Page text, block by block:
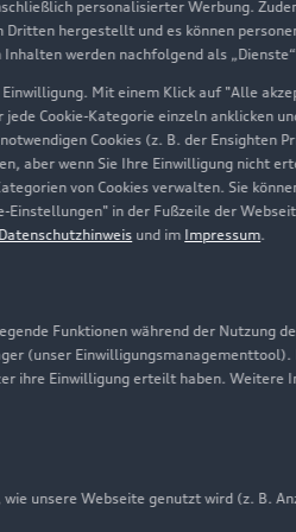
personalisierter Werbung.
Dritten hergestellt und es können
werden nachfolgend als
Mit einem Klick auf "Alle
Cookie-Kategorie einzeln anklicken
Cookies (z. B. der
aber wenn Sie Ihre Einwilligung nicht
von Cookies verwalten. Sie
in der Fußzeile der
Datenschutzhinweis und im Impressum.
Funktionen während der Nutzung
(unser
ihre Einwilligung erteilt haben.
unsere Webseite genutzt wird (z. B.
Über Audi
Unternehmen
Karriere
Investor Relations
Presse & Media Center
Audi erleben
Newsletter